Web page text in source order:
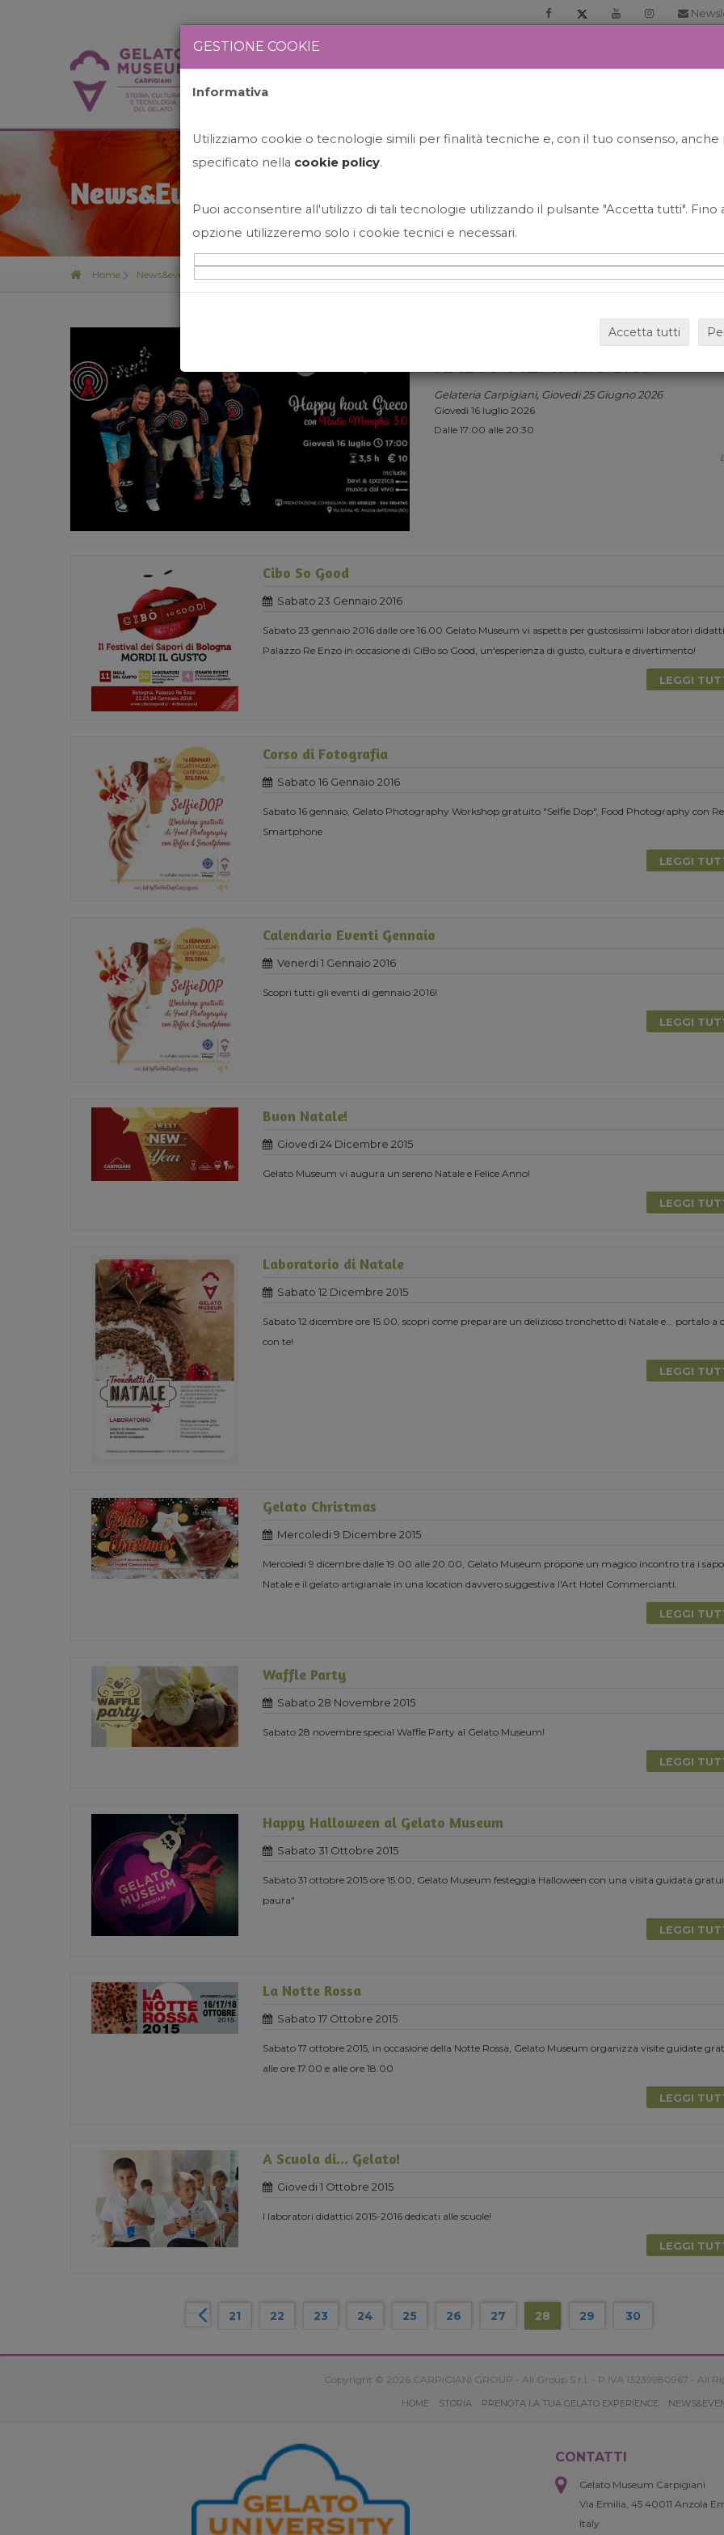
News&Events
Home News&events
HAPPY HOUR GRECO CON
RADIO MEMPHIS 3.0.
Gelateria Carpigiani, Giovedi 25 Giugno 2026
Giovedì 16 luglio 2026
Dalle 17:00 alle 20:30
Cibo So Good
Sabato 23 Gennaio 2016
Sabato 23 gennaio 2016 dalle ore 16.00 Gelato Museum vi aspetta per gustosissimi laboratori
Palazzo Re Enzo in occasione di CiBo so Good, un'esperienza di gusto, cultura e divertimento!
LEGGI
Corso di Fotografia
Sabato 16 Gennaio 2016
Sabato 16 gennaio, Gelato Photography Workshop gratuito "Selfie Dop", Food Photography con
Smartphone
LEGGI
Calendario Eventi Gennaio
Venerdi 1 Gennaio 2016
Scopri tutti gli eventi di gennaio 2016!
LEGGI
Buon Natale!
Giovedi 24 Dicembre 2015
Gelato Museum vi augura un sereno Natale e Felice Anno!
LEGGI
Laboratorio di Natale
Sabato 12 Dicembre 2015
Sabato 12 dicembre ore 15.00, scopri come preparare un delizioso tronchetto di Natale e... portalo a
con te!
LEGGI
Gelato Christmas
Mercoledi 9 Dicembre 2015
Mercoledi 9 dicembre dalle 19.00 alle 20.00, Gelato Museum propone un magico incontro tra i
Natale e il gelato artigianale in una location davvero suggestiva l'Art Hotel Commercianti.
LEGGI
Waffle Party
Sabato 28 Novembre 2015
Sabato 28 novembre special Waffle Party al Gelato Museum!
LEGGI
Happy Halloween al Gelato Museum
Sabato 31 Ottobre 2015
Sabato 31 ottobre 2015 ore 15.00, Gelato Museum festeggia Halloween con una visita guidata
paura"
LEGGI
La Notte Rossa
Sabato 17 Ottobre 2015
Sabato 17 ottobre 2015, in occasione della Notte Rossa, Gelato Museum organizza visite guidate
alle ore 17.00 e alle ore 18.00
LEGGI
A Scuola di... Gelato!
Giovedi 1 Ottobre 2015
I laboratori didattici 2015-2016 dedicati alle scuole!
LEGGI
21 22 23 24 25 26 27 28 29 30
Copyright © 2026 CARPIGIANI GROUP - Ali Group S.r.l. - P.IVA 13239980967 - All
HOME STORIA PRENOTA LA TUA GELATO EXPERIENCE
CONTATTI
Gelato Museum Carpigiani
Via Emilia, 45 40011 Anzola
Italy
GESTIONE COOKIE
Informativa
Utilizziamo cookie o tecnologie simili per finalità tecniche e, con il tuo consenso,
specificato nella cookie policy.
Puoi acconsentire all'utilizzo di tali tecnologie utilizzando il pulsante "Accetta tutti". Fino
opzione utilizzeremo solo i cookie tecnici e necessari.
Accetta tutti